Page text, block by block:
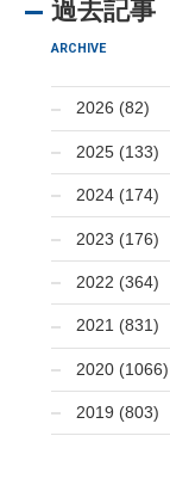
過去記事
ARCHIVE
2026 (82)
2025 (133)
2024 (174)
2023 (176)
2022 (364)
2021 (831)
2020 (1066)
2019 (803)